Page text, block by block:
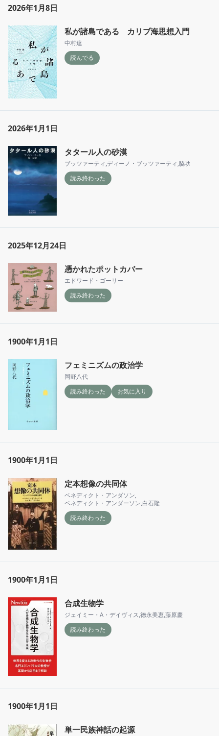
2026年1月8日
私が諸島である カリブ海思想入門
中村達
読んでる
2026年1月1日
タタール人の砂漠
ブッツァーティ,ディーノ・ブッツァーティ,脇功
読み終わった
2025年12月24日
憑かれたポットカバー
エドワード・ゴーリー
読み終わった
1900年1月1日
フェミニズムの政治学
岡野八代
読み終わった
お気に入り
1900年1月1日
定本想像の共同体
ベネディクト・アンダソン,
ベネディクト・アンダーソン,白石隆
読み終わった
1900年1月1日
合成生物学
ジェイミー・A・デイヴィス,徳永美恵,藤原慶
読み終わった
1900年1月1日
単一民族神話の起源